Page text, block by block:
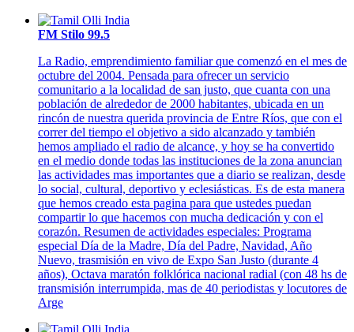
FM Stilo 99.5
La Radio, emprendimiento familiar que comenzó en el mes de
octubre del 2004. Pensada para ofrecer un servicio
comunitario a la localidad de san justo, que cuanta con una
población de alrededor de 2000 habitantes, ubicada en un
rincón de nuestra querida provincia de Entre Ríos, que con el
correr del tiempo el objetivo a sido alcanzado y también
hemos ampliado el radio de alcance, y hoy se ha convertido
en el medio donde todas las instituciones de la zona anuncian
las actividades mas importantes que a diario se realizan, desde
lo social, cultural, deportivo y eclesiásticas. Es de esta manera
que hemos creado esta pagina para que ustedes puedan
compartir lo que hacemos con mucha dedicación y con el
corazón. Resumen de actividades especiales: Programa
especial Día de la Madre, Día del Padre, Navidad, Año
Nuevo, trasmisión en vivo de Expo San Justo (durante 4
años), Octava maratón folklórica nacional radial (con 48 hs de
transmisión interrumpida, mas de 40 periodistas y locutores de
Arge